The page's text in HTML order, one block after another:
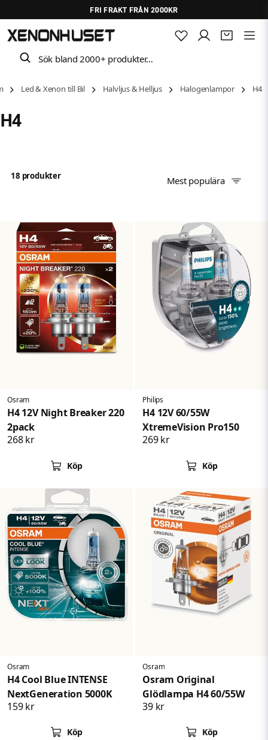
FRI FRAKT FRÅN 2000KR
Sök bland 2000+ produkter…
Led & Xenon till Bil Halvljus & Helljus Halogenlampor H4
H4
18 produkter Mest populära
Osram
H4 12V Night Breaker 220
2pack
268 kr
Köp
Philips
H4 12V 60/55W
XtremeVision Pro150
269 kr
Köp
Osram
H4 Cool Blue INTENSE
NextGeneration 5000K
159 kr
Köp
Osram
Osram Original
Glödlampa H4 60/55W
39 kr
Köp